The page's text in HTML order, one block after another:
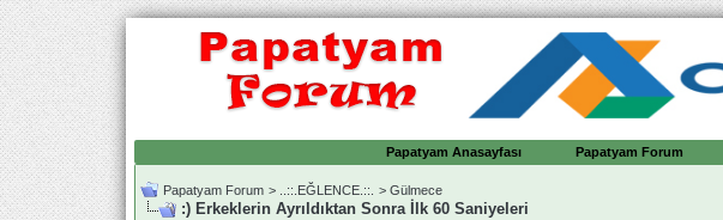
Papatyam Anasayfası Papatyam Forum
Papatyam Forum > ..::.EĞLENCE.::. > Gülmece
:) Erkeklerin Ayrıldıktan Sonra İlk 60 Saniyeleri